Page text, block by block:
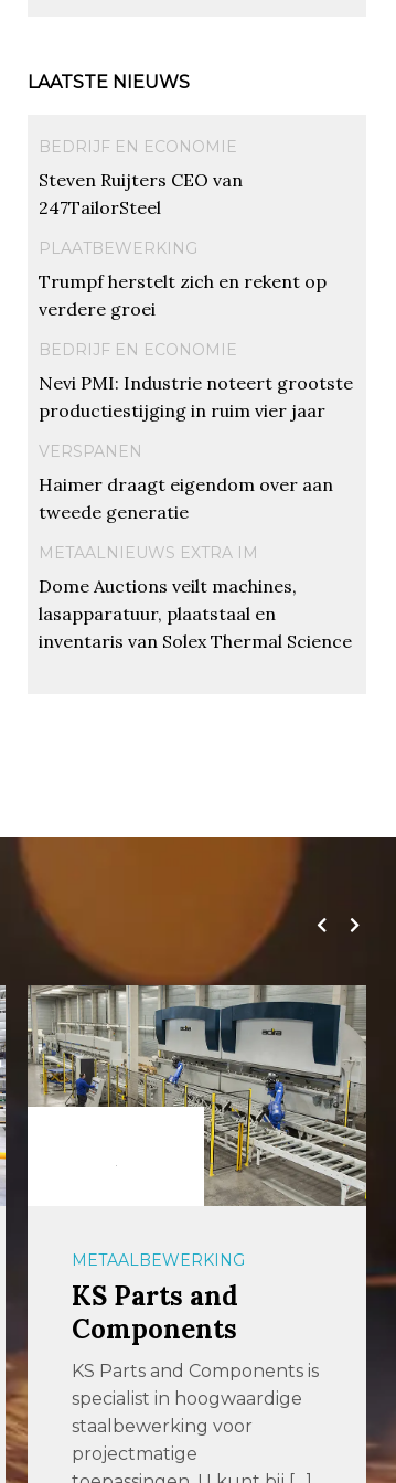
LAATSTE NIEUWS
BEDRIJF EN ECONOMIE
Steven Ruijters CEO van
247TailorSteel
PLAATBEWERKING
Trumpf herstelt zich en rekent op
verdere groei
BEDRIJF EN ECONOMIE
Nevi PMI: Industrie noteert grootste
productiestijging in ruim vier jaar
VERSPANEN
Haimer draagt eigendom over aan
tweede generatie
METAALNIEUWS EXTRA IM
Dome Auctions veilt machines,
lasapparatuur, plaatstaal en
inventaris van Solex Thermal Science
METAALBEWERKING
KS Parts and
Components
KS Parts and Components is
specialist in hoogwaardige
staalbewerking voor
projectmatige